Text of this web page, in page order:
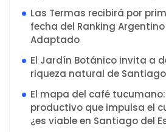
Las Termas recibirá por
fecha del Ranking
Adaptado
El Jardín Botánico invita a
riqueza natural de
El mapa del café
productivo que impulsa el
¿es viable en Santiago del